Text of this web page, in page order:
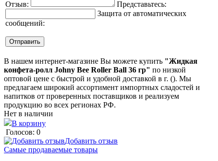
Отзыв:
Представьтесь:
Защита от автоматических
сообщений:
В нашем интернет-магазине Вы можете купить "Жидкая
конфета-ролл Johny Bee Roller Ball 36 гр" по низкой
оптовой цене с быстрой и удобной доставкой в г. (). Мы
предлагаем широкий ассортимент импортных сладостей и
напитков от проверенных поставщиков и реализуем
продукцию во всех регионах РФ.
Нет в наличии
В корзину
Голосов: 0
Добавить отзыв
Самые продаваемые товары